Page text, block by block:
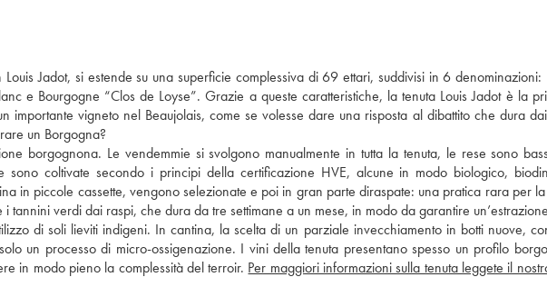
Jadot, si estende su una superficie complessiva di 69 ettari, suddivisi in 6
e Bourgogne “Clos de Loyse”. Grazie a queste caratteristiche, la tenuta Louis Jadot è la
importante vigneto nel Beaujolais, come se volesse dare una risposta al dibattito che dura
un Borgogna?
borgognona. Le vendemmie si svolgono manualmente in tutta la tenuta, le rese sono
sono coltivate secondo i principi della certificazione HVE, alcune in modo biologico,
in piccole cassette, vengono selezionate e poi in gran parte diraspate: una pratica rara per
tannini verdi dai raspi, che dura da tre settimane a un mese, in modo da garantire
di soli lieviti indigeni. In cantina, la scelta di un parziale invecchiamento in botti nuove,
un processo di micro-ossigenazione. I vini della tenuta presentano spesso un profilo
in modo pieno la complessità del terroir. Per maggiori informazioni sulla tenuta leggete il